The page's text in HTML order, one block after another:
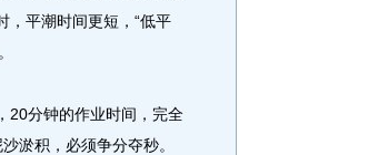
，平潮时间更短，“低平
20分钟的作业时间，完全
淤积，必须争分夺秒。